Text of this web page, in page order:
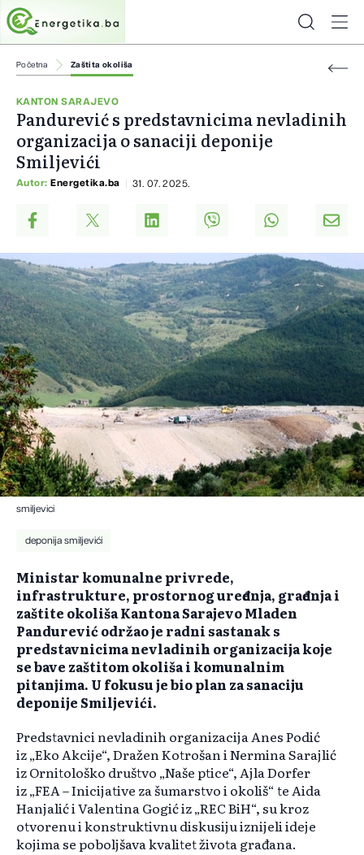
Početna Zaštita okoliša
KANTON SARAJEVO
Pandurević s predstavnicima nevladinih
organizacija o sanaciji deponije
Smiljevići
Autor: Energetika.ba 31. 07. 2025.
smiljevici
deponija smiljevići
Ministar komunalne privrede,
infrastrukture, prostornog uređenja, građenja i
zaštite okoliša Kantona Sarajevo Mladen
Pandurević održao je radni sastanak s
predstavnicima nevladinih organizacija koje
se bave zaštitom okoliša i komunalnim
pitanjima. U fokusu je bio plan za sanaciju
deponije Smiljevići.
Predstavnici nevladinih organizacija Anes Podić
iz„Eko Akcije“, Dražen Kotrošan i Nermina Sarajlić
iz Ornitološko društvo „Naše ptice“, Ajla Dorfer
iz„FEA – Inicijative zašumarstvo i okoliš“ te Aida
Hanjalić i Valentina Gogić iz„REC BiH“, su kroz
otvorenu i konstruktivnu diskusiju iznijeli ideje
kojima se poboljšava kvalitet života građana.